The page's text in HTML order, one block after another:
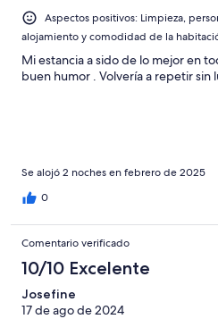
MediocreAspectos positivos: Limpieza,
alojamiento y comodidad de la
Mi estancia a sido de lo mejor en
buen humor . Volvería a repetir sin
Se alojó 2 noches en febrero de 2025
0
Comentario verificado
10/10 Excelente
Josefine
17 de ago de 2024